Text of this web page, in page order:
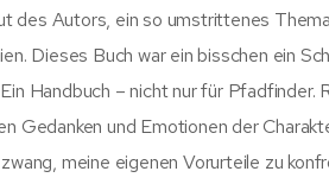
des Autors, ein so umstrittenes
Dieses Buch war ein bisschen ein
Handbuch – nicht nur für
Gedanken und Emotionen der
meine eigenen Vorurteile zu